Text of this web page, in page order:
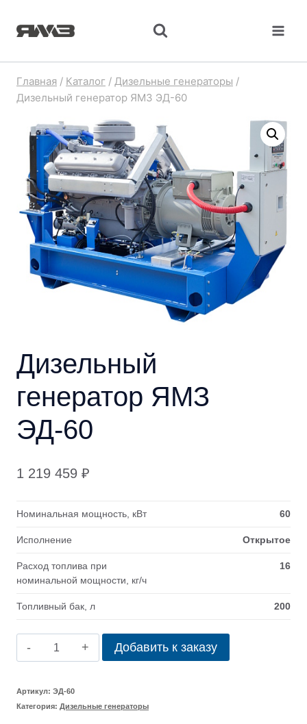
Главная / Каталог / Дизельные генераторы /
Дизельный генератор ЯМЗ ЭД-60
Дизельный
генератор ЯМЗ
ЭД-60
1 219 459 ₽
Номинальная мощность, кВт 60
Исполнение Открытое
Расход топлива при
номинальной мощности, кг/ч
16
Топливный бак, л 200
Количество
Дизельный
генератор
Добавить к заказу
Артикул: ЭД-60
Категория: Дизельные генераторы